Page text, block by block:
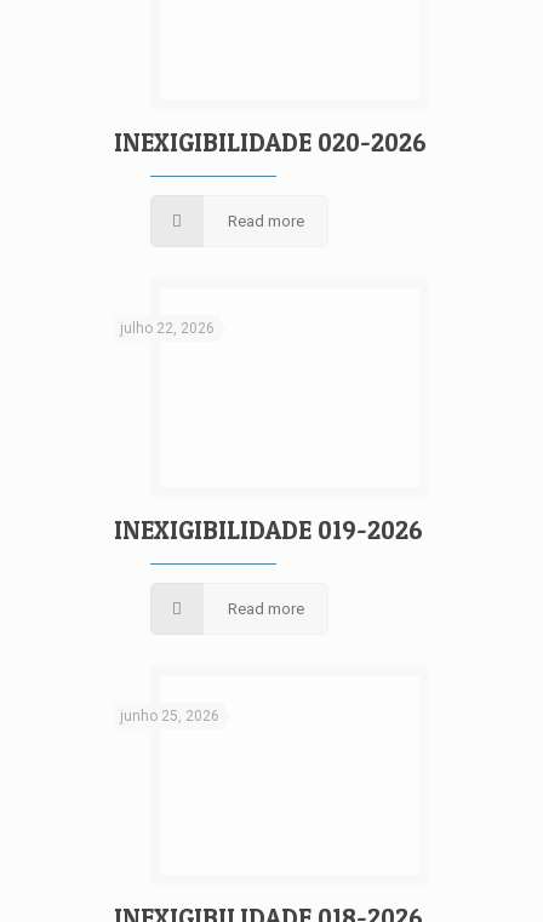
INEXIGIBILIDADE 020-2026
Read more
julho 22, 2026
INEXIGIBILIDADE 019-2026
Read more
junho 25, 2026